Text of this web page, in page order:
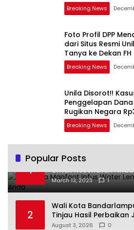
Breaking News
Foto Profil DPP
dari Situs Resmi
Tanya ke Dekan FH
Breaking News
Unila Disorot!!
Penggelapan
Rugikan Negara
Breaking News
Popular Posts
1
Beberapa Manfaat
Untuk Kesehatan Anda
March 13, 2023 1
2
Wali Kota
Tinjau Hasil Perbaikan
August 3, 2026 0